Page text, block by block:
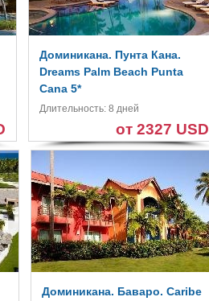
Доминикана. Пунта Кана.
Dreams Palm Beach Punta
Cana 5*
Длительность: 8 дней
от 2327 USD
Доминикана. Баваро. Caribe